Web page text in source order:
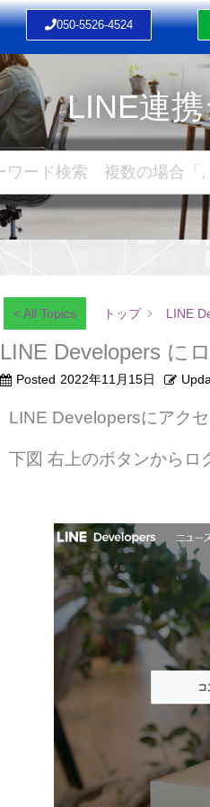
050-5526-4524
LINE連
< All Topics トップ LINE
LINE Developers に
Posted 2022年11月15日
LINE Developersにアクセ
下図 右上のボタンからロ